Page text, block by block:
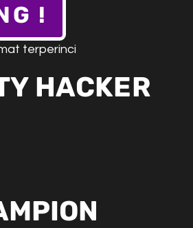
!
terperinci
HACKER